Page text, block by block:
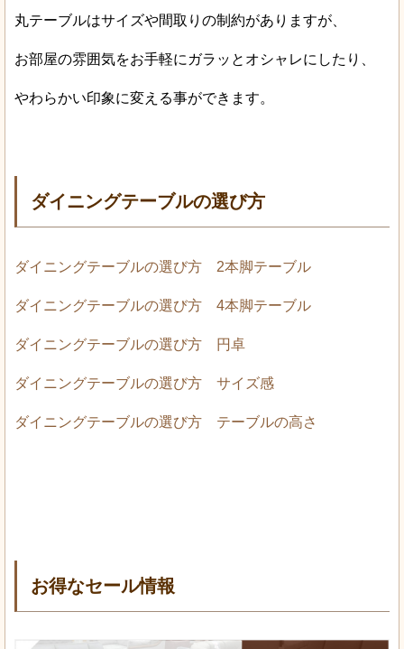
丸テーブルはサイズや間取りの制約がありますが、
お部屋の雰囲気をお手軽にガラッとオシャレにしたり、
やわらかい印象に変える事ができます。
ダイニングテーブルの選び方
ダイニングテーブルの選び方 2本脚テーブル
ダイニングテーブルの選び方 4本脚テーブル
ダイニングテーブルの選び方 円卓
ダイニングテーブルの選び方 サイズ感
ダイニングテーブルの選び方 テーブルの高さ
お得なセール情報